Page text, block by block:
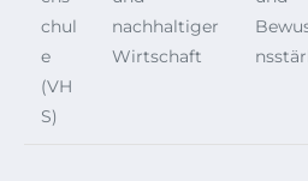
chul
e
(VH
S)
nachhaltiger
Wirtschaft